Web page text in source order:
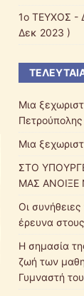
1o ΤΕΥΧΟΣ -
Δεκ 2023 )
Μια
Πετρούπολης
Μια
ΣΤΟ
ΜΑΣ ΑΝΟΙΞΕ
Οι
έρευνα
Η σημασία
ζωή των
Γυμναστή